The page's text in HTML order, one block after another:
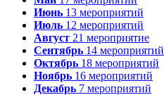
Июнь 13 мероприятий
Июль 12 мероприятий
Август 21 мероприятие
Сентябрь 14 мероприятий
Октябрь 18 мероприятий
Ноябрь 16 мероприятий
Декабрь 7 мероприятий